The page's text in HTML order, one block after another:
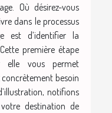
Où désirez-vous
dans le processus
est d’identifier la
première étape
elle vous permet
besoin
notifions
destination de